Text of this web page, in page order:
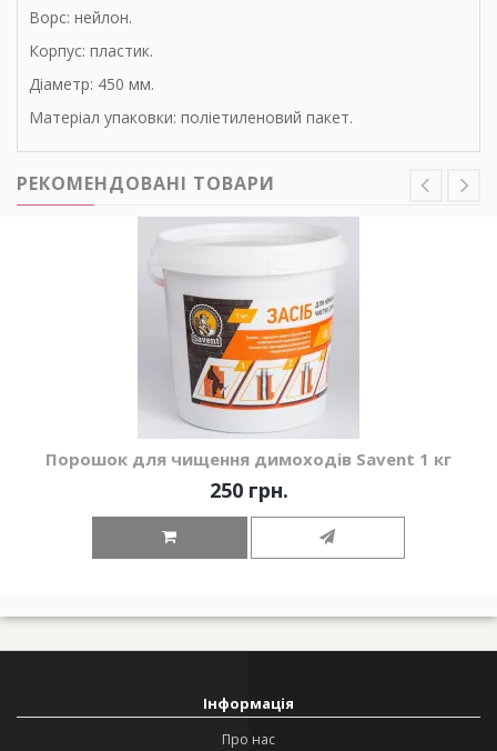
Ворс: нейлон.
Корпус: пластик.
Діаметр: 450 мм.
Матеріал упаковки: поліетиленовий пакет.
РЕКОМЕНДОВАНІ ТОВАРИ
Порошок для чищення димоходів Savent 1 кг
250 грн.
Інформація
Про нас